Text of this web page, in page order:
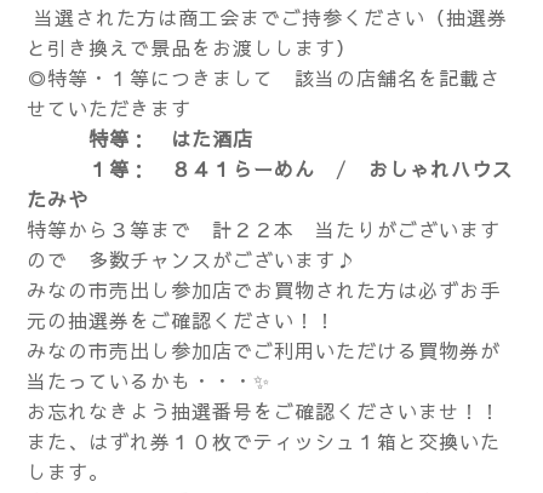
当選された方は商工会までご持参ください（抽選券
と引き換えで景品をお渡しします）
◎特等・１等につきまして 該当の店舗名を記載さ
せていただきます
特等 ： はた酒店
１等 ： ８４１らーめん / おしゃれハウス
たみや
特等から３等まで 計２２本 当たりがございます
ので 多数チャンスがございます♪
みなの市売出し参加店でお買物された方は必ずお手
元の抽選券をご確認ください！！
みなの市売出し参加店でご利用いただける買物券が
当たっているかも・・・✨
お忘れなきよう抽選番号をご確認くださいませ！！
また、はずれ券１０枚でティッシュ１箱と交換いた
します。